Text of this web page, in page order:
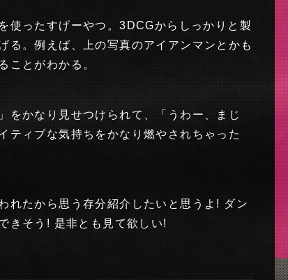
使ったすげーやつ。3DCGからしっかりと製
る。例えば、上の写真のアイアンマンとかも
ことがわかる。
をかなり見せつけられて、「うわー、まじ
ティブな気持ちをかなり燃やされちゃった
れたから思う存分紹介したいと思うよ! ダン
きそう! 是非とも見て欲しい!